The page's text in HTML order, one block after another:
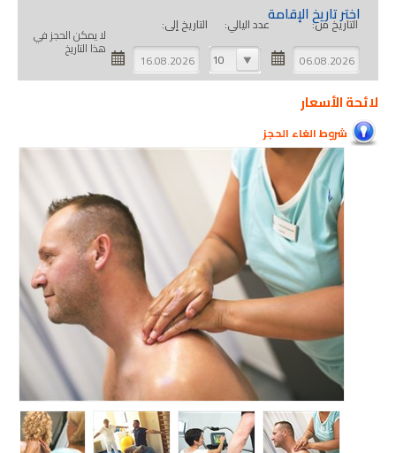
اختر تاريخ الإقامة
التاريخ من:
عدد اليالي:
10
التاريخ إلى:
لا يمكن الحجز في
هذا التاريخ
لائحة الأسعار
شروط الغاء الحجز